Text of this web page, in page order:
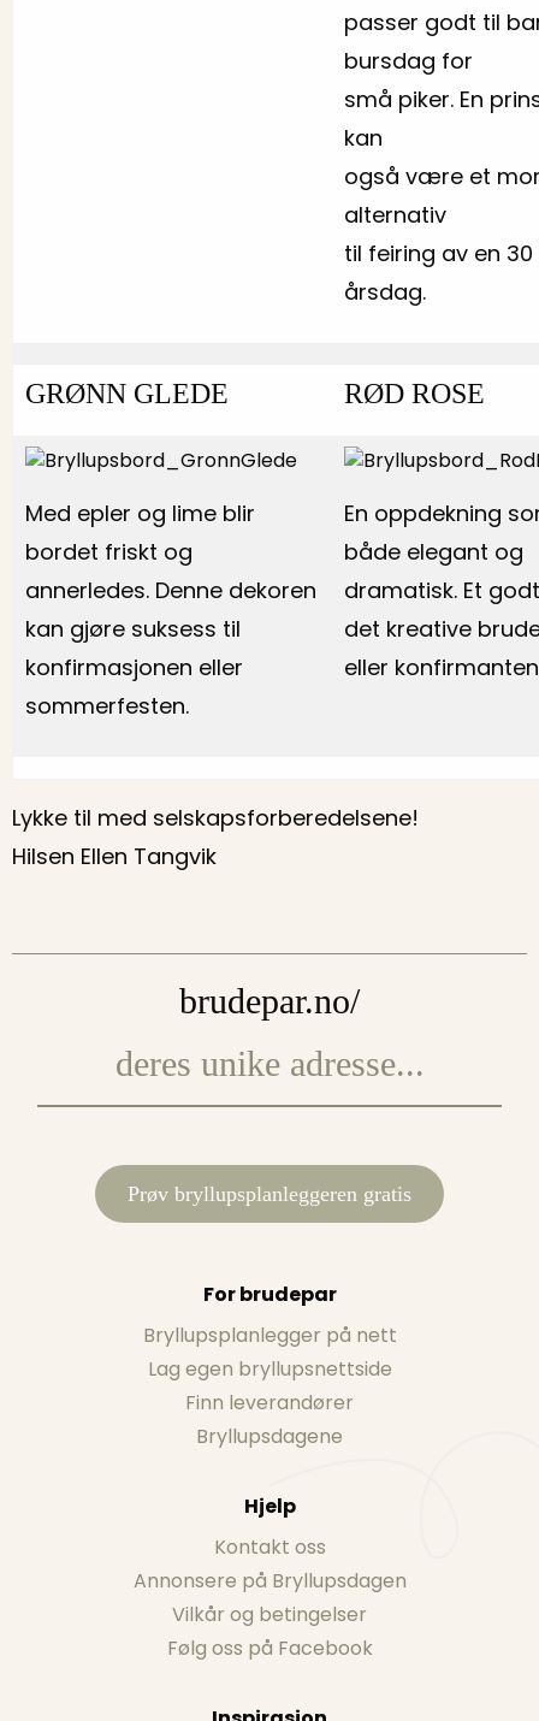
passer godt til
bursdag for
små piker. En
kan
også være et
alternativ
til feiring av en
årsdag.
GRØNN GLEDE RØD ROSE
Med epler og lime blir
bordet friskt og
annerledes. Denne dekoren
kan gjøre suksess til
konfirmasjonen eller
sommerfesten.
En oppdekning
både elegant og
dramatisk. Et
det kreative
eller
Lykke til med selskapsforberedelsene!
Hilsen Ellen Tangvik
brudepar.no/
Prøv bryllupsplanleggeren gratis
For brudepar
Bryllupsplanlegger på nett
Lag egen bryllupsnettside
Finn leverandører
Bryllupsdagene
Hjelp
Kontakt oss
Annonsere på Bryllupsdagen
Vilkår og betingelser
Følg oss på Facebook